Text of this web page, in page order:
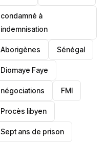
JUSTICE
POLITIQUE
Tinubu
désamorce une
crise à Osun
condamné à
indemnisation
Aborigènes Sénégal
Diomaye Faye
négociations FMI
Procès libyen
Sept ans de prison